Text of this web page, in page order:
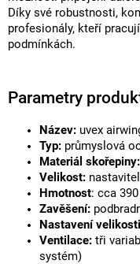
Díky své robustnosti,
profesionály, kteří
podmínkách.
Parametry
Název: uvex
Typ: průmyslová
Materiál skořepiny:
Velikost:
Hmotnost: cca
Zavěšení:
Nastavení
Ventilace: tři
systém)